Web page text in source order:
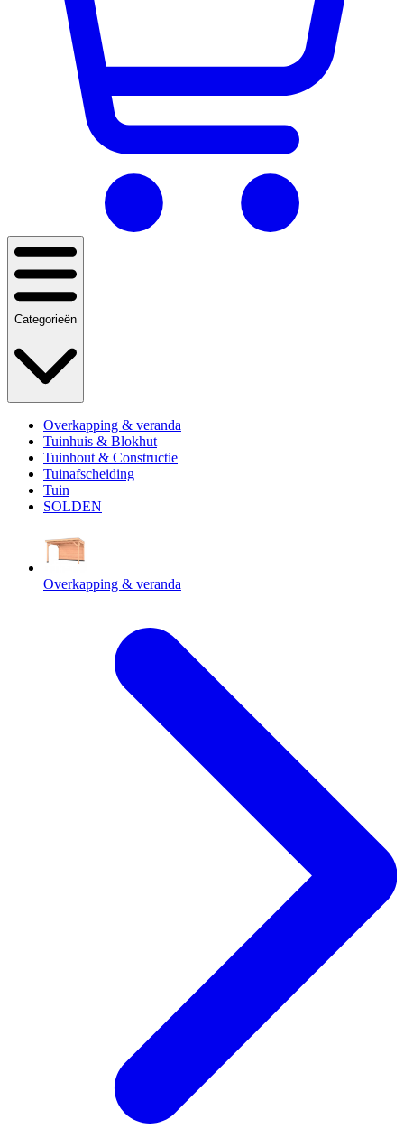
Categorieën
Overkapping & veranda
Tuinhuis & Blokhut
Tuinhout & Constructie
Tuinafscheiding
Tuin
SOLDEN
Overkapping & veranda